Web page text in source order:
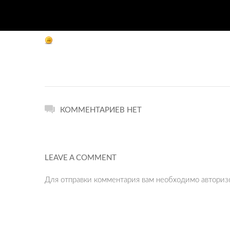
КОММЕНТАРИЕВ НЕТ
LEAVE A COMMENT
Для отправки комментария вам необходимо